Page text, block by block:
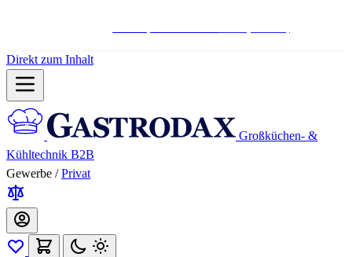
Direkt zum Inhalt
Großküchen- &
Kühltechnik B2B
Gewerbe / Privat